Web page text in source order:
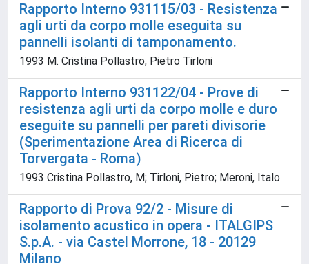
Rapporto Interno 931115/03 - Resistenza
agli urti da corpo molle eseguita su
pannelli isolanti di tamponamento.
1993 M. Cristina Pollastro; Pietro Tirloni
Rapporto Interno 931122/04 - Prove di
resistenza agli urti da corpo molle e duro
eseguite su pannelli per pareti divisorie
(Sperimentazione Area di Ricerca di
Torvergata - Roma)
1993 Cristina Pollastro, M; Tirloni, Pietro; Meroni, Italo
Rapporto di Prova 92/2 - Misure di
isolamento acustico in opera - ITALGIPS
S.p.A. - via Castel Morrone, 18 - 20129
Milano